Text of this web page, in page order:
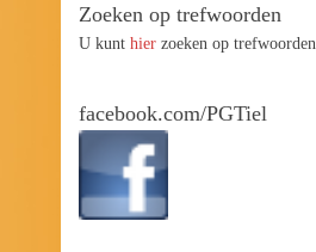
Zoeken op trefwoorden
U kunthier zoeken op trefwoorden
facebook.com/PGTiel